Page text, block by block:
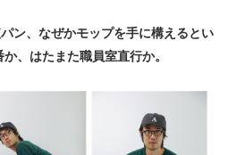
ン、なぜかモップを手に構えるとい
、はたまた職員室直行か。